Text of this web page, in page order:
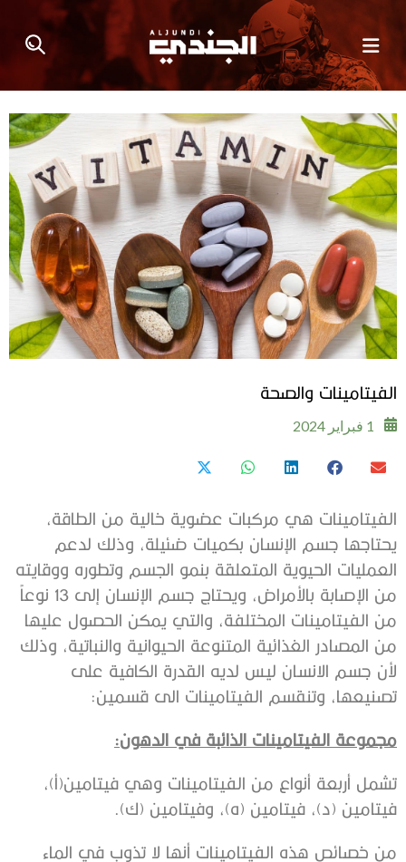
الفيتامينات والصحة
1 فبراير 2024
الفيتامينات هي مركبات عضوية خالية من الطاقة،
يحتاجها جسم الإنسان بكميات ضئيلة، وذلك لدعم
العمليات الحيوية المتعلقة بنمو الجسم وتطوره ووقايته
من الإصابة بالأمراض، ويحتاج جسم الإنسان إلى 13 نوعاً
من الفيتامينات المختلفة، والتي يمكن الحصول عليها
من المصادر الغذائية المتنوعة الحيوانية والنباتية، وذلك
لأن جسم الانسان ليس لديه القدرة الكافية على
تصنيعها، وتنقسم الفيتامينات الى قسمين:
مجموعة الفيتامينات الذائبة في الدهون:
تشمل أربعة أنواع من الفيتامينات وهي فيتامين(أ)،
فيتامين (د)، فيتامين (ه)، وفيتامين (ك).
من خصائص هذه الفيتامينات أنها لا تذوب في الماء